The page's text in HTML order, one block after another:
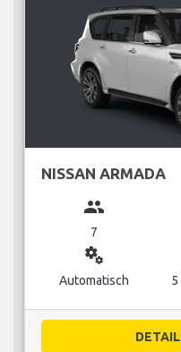
NISSAN ARMADA
group
7
miscellaneous_services
Automatisch 5